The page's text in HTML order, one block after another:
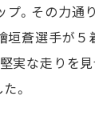
。その力通
垣蒼選手が
実な走りを
。